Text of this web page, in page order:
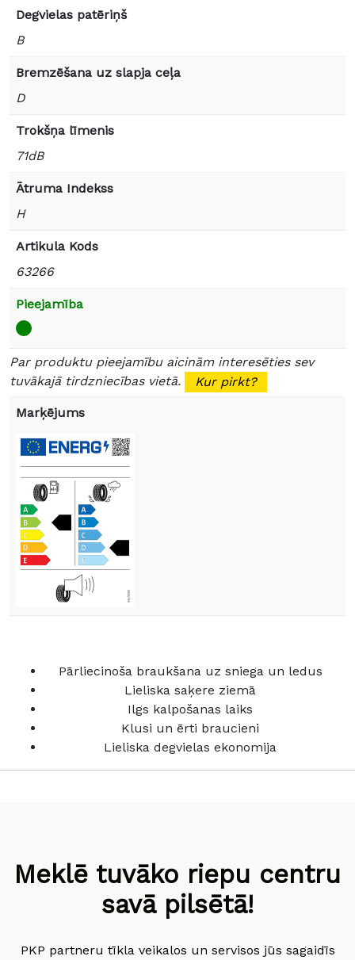
Degvielas patēriņš
B
Bremzēšana uz slapja ceļa
D
Trokšņa līmenis
71dB
Ātruma Indekss
H
Artikula Kods
63266
Pieejamība
Par produktu pieejamību aicinām interesēties sev
tuvākajā tirdzniecības vietā.
Kur pirkt?
Marķējums
Pārliecinoša braukšana uz sniega un ledus
Lieliska saķere ziemā
Ilgs kalpošanas laiks
Klusi un ērti braucieni
Lieliska degvielas ekonomija
Meklē tuvāko riepu centru
savā pilsētā!
PKP partneru tīkla veikalos un servisos jūs sagaidīs